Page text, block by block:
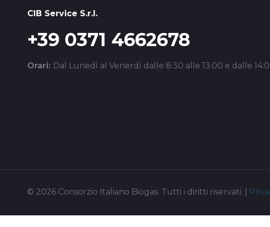
CIB Service S.r.l.
+39 0371 4662678
Orari: Dal Lunedì al Venerdì dalle 8:30 alle 13:00 e dalle
© 2026 Consorzio Italiano Biogas. Tutti i diritti riservati. |